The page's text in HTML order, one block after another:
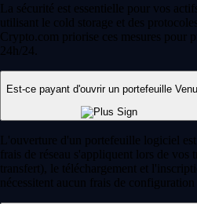
La sécurité est essentielle pour vos
utilisant le cold storage et des
Crypto.com priorise ces mesures pour
24h/24.
Est-ce payant d'ouvrir un portefeuille
L'ouverture d'un portefeuille logiciel
frais de réseau s'appliquent lors de vos
transfert), le téléchargement et
nécessitent aucun frais de configuration